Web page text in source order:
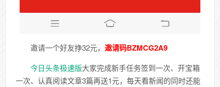
邀请一个好友挣32元，邀请码BZMCG2A9
今日头条极速版大家完成新手任务签到一次、开宝箱
一次、认真阅读文章3篇再送1元，每天看新闻的同时还能